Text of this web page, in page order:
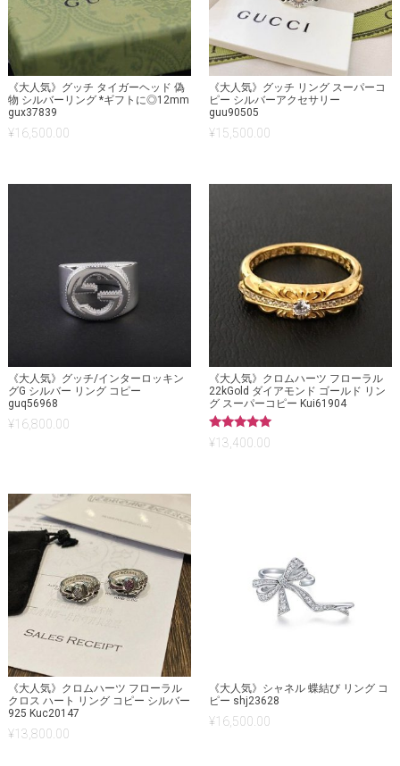
《大人気》グッチ タイガーヘッド 偽
物 シルバーリング *ギフトに◎12mm
gux37839
¥16,500.00
《大人気》グッチ リング スーパーコ
ピー シルバーアクセサリー
guu90505
¥15,500.00
《大人気》グッチ/インターロッキン
グG シルバー リング コピー
guq56968
¥16,800.00
《大人気》クロムハーツ フローラル
22kGold ダイアモンド ゴールド リン
グ スーパーコピー Kui61904
5段階中
5.00
¥13,400.00
《大人気》クロムハーツ フローラル
クロス ハート リング コピー シルバー
925 Kuc20147
¥13,800.00
《大人気》シャネル 蝶結び リング コ
ピー shj23628
¥16,500.00